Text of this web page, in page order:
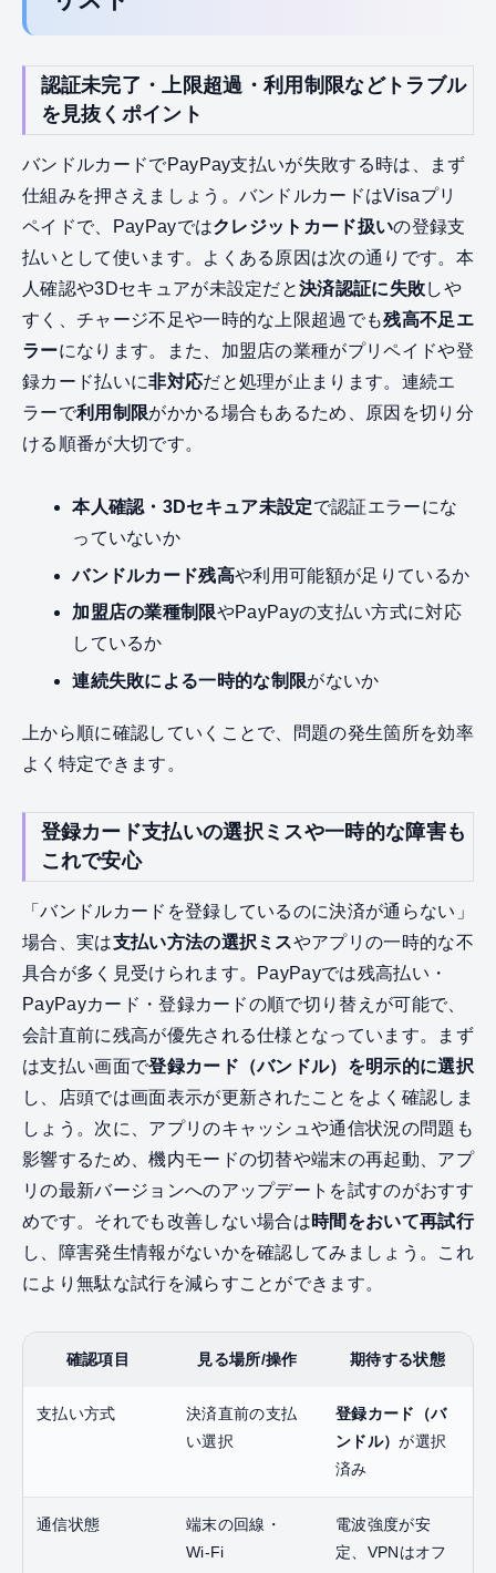
認証未完了・上限超過・利用制限などトラブル
を見抜くポイント
バンドルカードでPayPay支払いが失敗する時は、まず
仕組みを押さえましょう。バンドルカードはVisaプリ
ペイドで、PayPayではクレジットカード扱いの登録支
払いとして使います。よくある原因は次の通りです。本
人確認や3Dセキュアが未設定だと決済認証に失敗しや
すく、チャージ不足や一時的な上限超過でも残高不足エ
ラーになります。また、加盟店の業種がプリペイドや登
録カード払いに非対応だと処理が止まります。連続エ
ラーで利用制限がかかる場合もあるため、原因を切り分
ける順番が大切です。
本人確認・3Dセキュア未設定で認証エラーにな
っていないか
バンドルカード残高や利用可能額が足りているか
加盟店の業種制限やPayPayの支払い方式に対応
しているか
連続失敗による一時的な制限がないか
上から順に確認していくことで、問題の発生箇所を効率
よく特定できます。
登録カード支払いの選択ミスや一時的な障害も
これで安心
「バンドルカードを登録しているのに決済が通らない」
場合、実は支払い方法の選択ミスやアプリの一時的な不
具合が多く見受けられます。PayPayでは残高払い・
PayPayカード・登録カードの順で切り替えが可能で、
会計直前に残高が優先される仕様となっています。まず
は支払い画面で登録カード（バンドル）を明示的に選択
し、店頭では画面表示が更新されたことをよく確認しま
しょう。次に、アプリのキャッシュや通信状況の問題も
影響するため、機内モードの切替や端末の再起動、アプ
リの最新バージョンへのアップデートを試すのがおすす
めです。それでも改善しない場合は時間をおいて再試行
し、障害発生情報がないかを確認してみましょう。これ
により無駄な試行を減らすことができます。
確認項目 見る場所/操作 期待する状態
支払い方式
決済直前の支払
い選択
登録カード（バ
ンドル）が選択
済み
通信状態
端末の回線・
Wi‑Fi
電波強度が安
定、VPNはオフ